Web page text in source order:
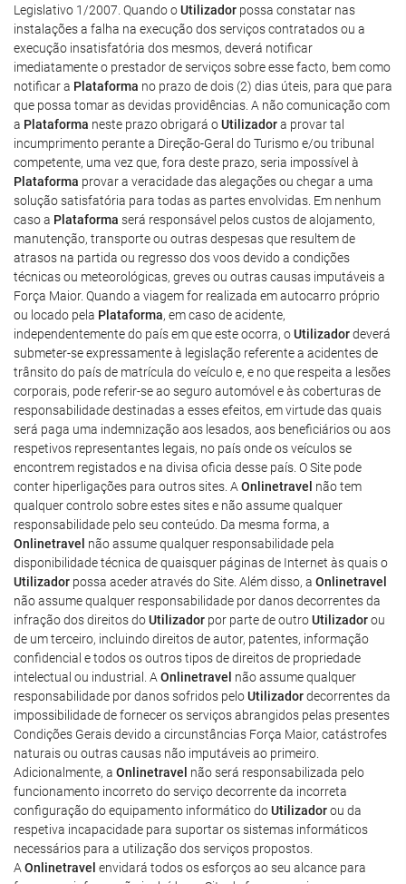
Legislativo 1/2007. Quando oUtilizador possa constatar nas
instalações a falha na execução dos serviços contratados ou a
execução insatisfatória dos mesmos, deverá notificar
imediatamente o prestador de serviços sobre esse facto, bem como
notificar a Plataforma no prazo de dois (2) dias úteis, para que para
que possa tomar as devidas providências. A não comunicação com
a Plataforma neste prazo obrigará oUtilizadora provar tal
incumprimento perante a Direção-Geral do Turismo e/ou tribunal
competente, uma vez que, fora deste prazo, seria impossível à
Plataforma provar a veracidade das alegações ou chegar a uma
solução satisfatória para todas as partes envolvidas. Em nenhum
caso a Plataforma será responsável pelos custos de alojamento,
manutenção, transporte ou outras despesas que resultem de
atrasos na partida ou regresso dos voos devido a condições
técnicas ou meteorológicas, greves ou outras causas imputáveis a
Força Maior. Quando a viagem for realizada em autocarro próprio
ou locado pela Plataforma, em caso de acidente,
independentemente do país em que este ocorra, oUtilizadordeverá
submeter-se expressamente à legislação referente a acidentes de
trânsito do país de matrícula do veículo e, e no que respeita a lesões
corporais, pode referir-se ao seguro automóvel e às coberturas de
responsabilidade destinadas a esses efeitos, em virtude das quais
será paga uma indemnização aos lesados, aos beneficiários ou aos
respetivos representantes legais, no país onde os veículos se
encontrem registados e na divisa oficia desse país. O Site pode
conter hiperligações para outros sites. A Onlinetravel não tem
qualquer controlo sobre estes sites e não assume qualquer
responsabilidade pelo seu conteúdo. Da mesma forma, a
Onlinetravel não assume qualquer responsabilidade pela
disponibilidade técnica de quaisquer páginas de Internet às quais o
Utilizador possa aceder através do Site. Além disso, a Onlinetravel
não assume qualquer responsabilidade por danos decorrentes da
infração dos direitos doUtilizador por parte de outroUtilizadorou
de um terceiro, incluindo direitos de autor, patentes, informação
confidencial e todos os outros tipos de direitos de propriedade
intelectual ou industrial. A Onlinetravel não assume qualquer
responsabilidade por danos sofridos peloUtilizadordecorrentes da
impossibilidade de fornecer os serviços abrangidos pelas presentes
Condições Gerais devido a circunstâncias Força Maior, catástrofes
naturais ou outras causas não imputáveis ao primeiro.
Adicionalmente, a Onlinetravel não será responsabilizada pelo
funcionamento incorreto do serviço decorrente da incorreta
configuração do equipamento informático doUtilizadorou da
respetiva incapacidade para suportar os sistemas informáticos
necessários para a utilização dos serviços propostos.
A Onlinetravel envidará todos os esforços ao seu alcance para